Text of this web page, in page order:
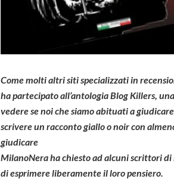
Come molti altri siti specializzati in
ha partecipato all’antologia Blog Killers,
vedere se noi che siamo abituati a
scrivere un racconto giallo o noir con
giudicare
MilanoNera ha chiesto ad alcuni scrittori di
di esprimere liberamente il loro pensiero.